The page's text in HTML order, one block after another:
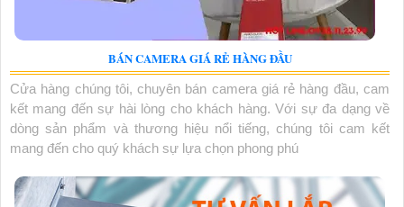
BÁN CAMERA GIÁ RẺ HÀNG ĐẦU
Cửa hàng chúng tôi, chuyên bán camera giá rẻ hàng đầu, cam
kết mang đến sự hài lòng cho khách hàng. Với sự đa dạng về
dòng sản phẩm và thương hiệu nổi tiếng, chúng tôi cam kết
mang đến cho quý khách sự lựa chọn phong phú